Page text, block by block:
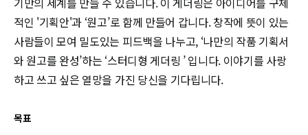
적인 '기획안'과 ‘원고’로 함께 만들어 갑니다. 창작에 뜻이 있는
사람들이 모여 밀도있는 피드백을 나누고, ‘나만의 작품 기획서
와 원고를 완성’하는 ‘스터디형 게더링 ’ 입니다. 이야기를 사랑
하고 쓰고 싶은 열망을 가진 당신을 기다립니다.
목표